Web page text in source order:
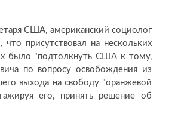
США, американский социолог
присутствовал на нескольких
было "подтолкнуть США к тому,
по вопросу освобождения из
выхода на свободу "оранжевой
его, принять решение об